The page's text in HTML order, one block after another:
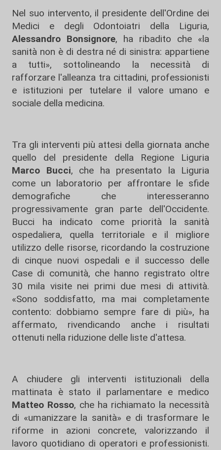
Nel suo intervento, il presidente dell'Ordine dei
Medici e degli Odontoiatri della Liguria,
Alessandro Bonsignore, ha ribadito che «la
sanità non è di destra né di sinistra: appartiene
a tutti», sottolineando la necessità di
rafforzare l'alleanza tra cittadini, professionisti
e istituzioni per tutelare il valore umano e
sociale della medicina.
Tra gli interventi più attesi della giornata anche
quello del presidente della Regione Liguria
Marco Bucci, che ha presentato la Liguria
come un laboratorio per affrontare le sfide
demografiche che interesseranno
progressivamente gran parte dell'Occidente.
Bucci ha indicato come priorità la sanità
ospedaliera, quella territoriale e il migliore
utilizzo delle risorse, ricordando la costruzione
di cinque nuovi ospedali e il successo delle
Case di comunità, che hanno registrato oltre
30 mila visite nei primi due mesi di attività.
«Sono soddisfatto, ma mai completamente
contento: dobbiamo sempre fare di più», ha
affermato, rivendicando anche i risultati
ottenuti nella riduzione delle liste d'attesa.
A chiudere gli interventi istituzionali della
mattinata è stato il parlamentare e medico
Matteo Rosso, che ha richiamato la necessità
di «umanizzare la sanità» e di trasformare le
riforme in azioni concrete, valorizzando il
lavoro quotidiano di operatori e professionisti.